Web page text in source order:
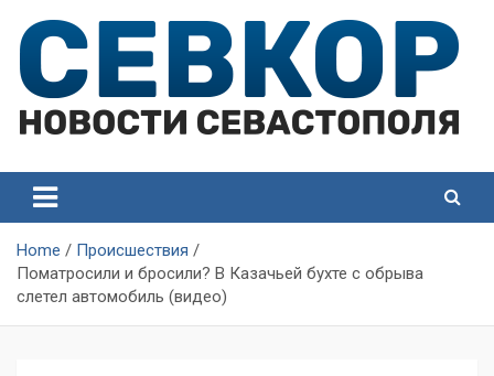
content
Севастополя
Севастополя
Home
Происшествия
Поматросили и бросили? В Казачьей бухте с обрыва
слетел автомобиль (видео)